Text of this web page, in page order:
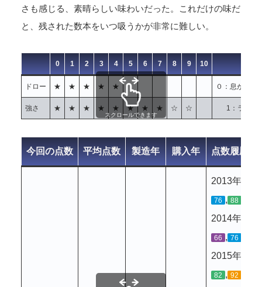
さも感じる、素晴らしい味わいだった。これだけの味だ
と、残された数本をいつ吸うかが非常に難しい。
0 1 2 3 4 5 6 7 8 9 10
ドロー ★ ★ ★ ★ ★ ０：息が通
強さ ★ ★ ★ ★ ★ ★ ★ ★ ☆ ☆ 1：ライ
スクロールできます
今回の点数 平均点数 製造年 購入年 点数履歴
2013年
76 , 88
2014年
66 , 76
2015年
82 , 92